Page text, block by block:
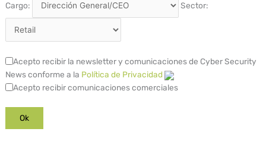
Cargo: Sector:
Acepto recibir la newsletter y comunicaciones de Cyber Security
News conforme a la Política de Privacidad
Acepto recibir comunicaciones comerciales